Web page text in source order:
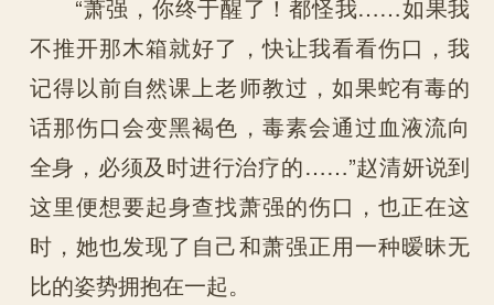
“萧强，你终于醒了！都怪我……如果我
不推开那木箱就好了，快让我看看伤口，我
记得以前自然课上老师教过，如果蛇有毒的
话那伤口会变黑褐色，毒素会通过血液流向
全身，必须及时进行治疗的……”赵清妍说到
这里便想要起身查找萧强的伤口，也正在这
时，她也发现了自己和萧强正用一种暧昧无
比的姿势拥抱在一起。